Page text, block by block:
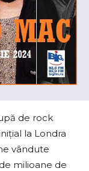
de rock
la Londra
vândute
milioane de